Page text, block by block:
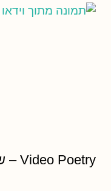
Video Poetry – שי אלכסנדרוני